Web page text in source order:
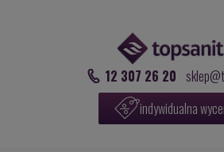
12 307 26 20
indywidualna